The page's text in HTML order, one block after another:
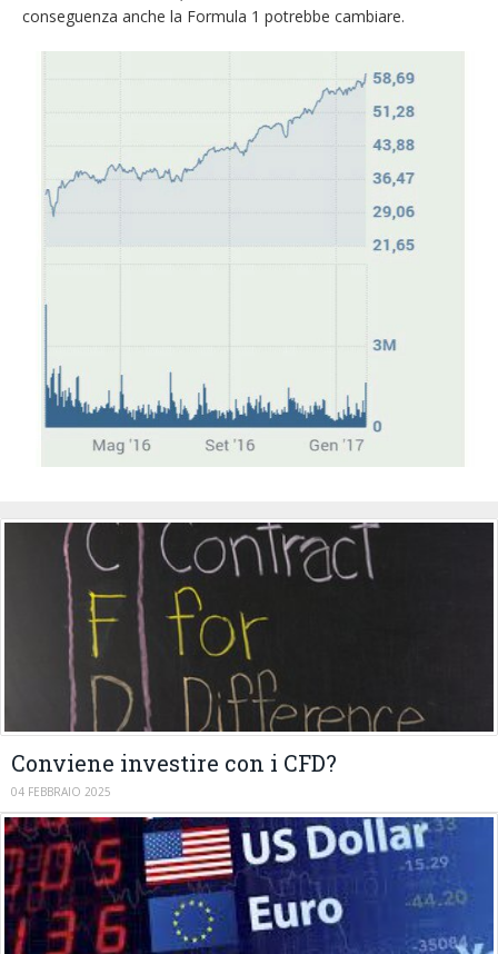
conseguenza anche la Formula 1 potrebbe cambiare.
Conviene investire con i CFD?
04 FEBBRAIO 2025